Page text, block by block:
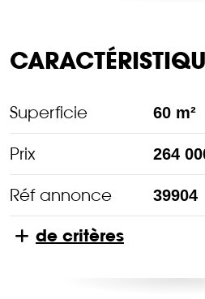
Superficie 60 m²
Prix 264
Réf annonce 39904
de critères